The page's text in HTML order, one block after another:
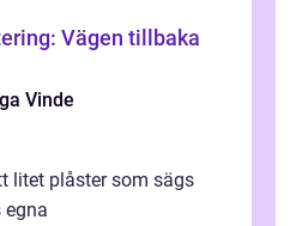
Vägen tillbaka
Vinde
litet plåster som sägs
egna